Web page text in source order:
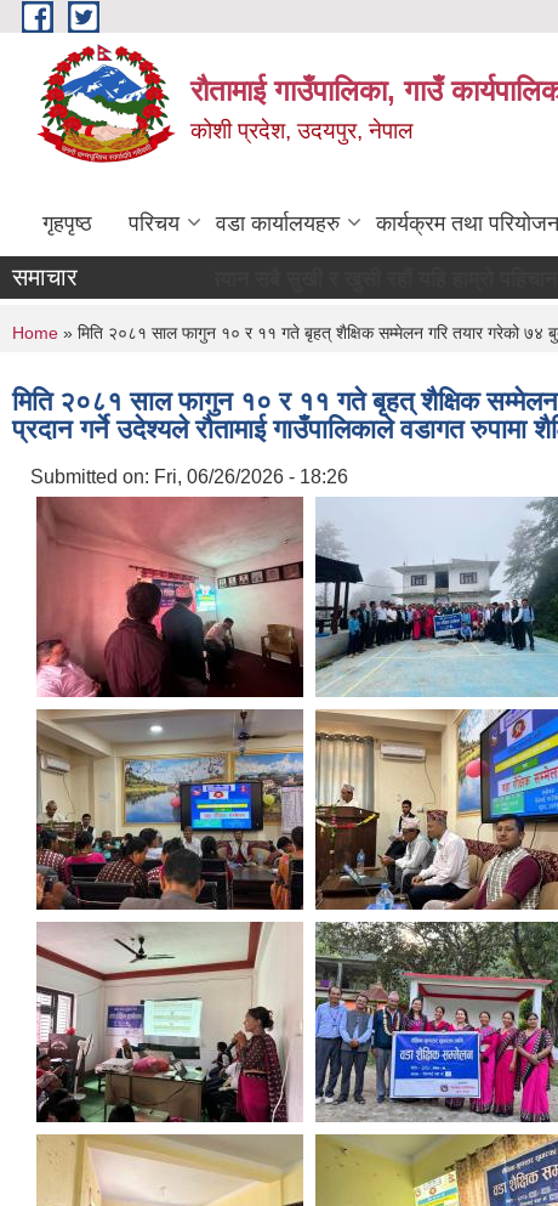
Skip to main content
रौतामाई गाउँपालिका, गाउँ
कोशी प्रदेश, उदयपुर, नेपाल
गृहपृष्ठ परिचय वडा कार्यालयहरु कार्यक्रम तथा
अभियान सबै सुखी र खुसी रहौं यहि हाम्रो पहिचान"
समाचार
You are here
Home » मिति २०८१ साल फागुन १० र ११ गते बृहत् शैक्षिक सम्मेलन गरि तयार गरेको ७४
मिति २०८१ साल फागुन १० र ११ गते बृहत् शैक्षिक
प्रदान गर्ने उदेश्यले रौतामाई गाउँपालिकाले वडागत
Submitted on: Fri, 06/26/2026 - 18:26